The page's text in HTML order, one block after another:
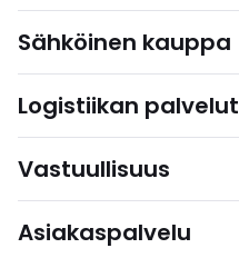
Sähköinen kauppa
Logistiikan palvelut
Vastuullisuus
Asiakaspalvelu